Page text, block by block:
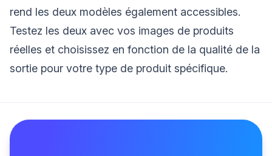
rend les deux modèles également accessibles.
Testez les deux avec vos images de produits
réelles et choisissez en fonction de la qualité de la
sortie pour votre type de produit spécifique.